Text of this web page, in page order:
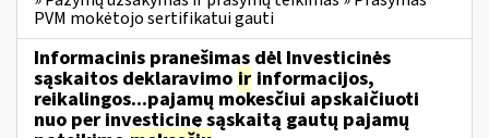
PVM mokėtojo sertifikatui gauti
Informacinis pranešimas dėl Investicinės
sąskaitos deklaravimo ir informacijos,
reikalingos...pajamų mokesčiui apskaičiuoti
nuo per investicinę sąskaitą gautų pajamų